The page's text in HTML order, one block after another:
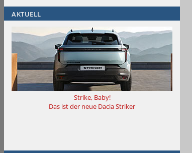
AKTUELL
Strike, Baby!
Das ist der neue Dacia Striker